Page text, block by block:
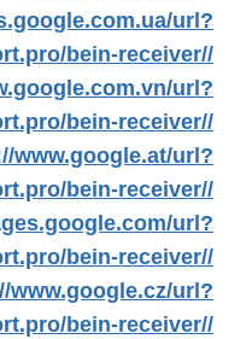
url?
bein-receiver//
url?
bein-receiver//
www.google.at/url?
bein-receiver//
url?
bein-receiver//
www.google.cz/url?
bein-receiver//